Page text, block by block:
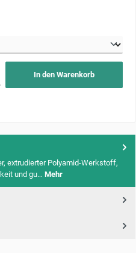
In den Warenkorb
extrudierter Polyamid-Werkstoff,
und gu… Mehr